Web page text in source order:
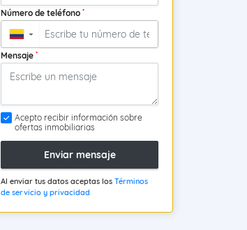
Número de teléfono *
▼
Mensaje *
Acepto recibir información sobre
ofertas inmobiliarias
Enviar mensaje
Al enviar tus datos aceptas los Términos
de servicio y privacidad